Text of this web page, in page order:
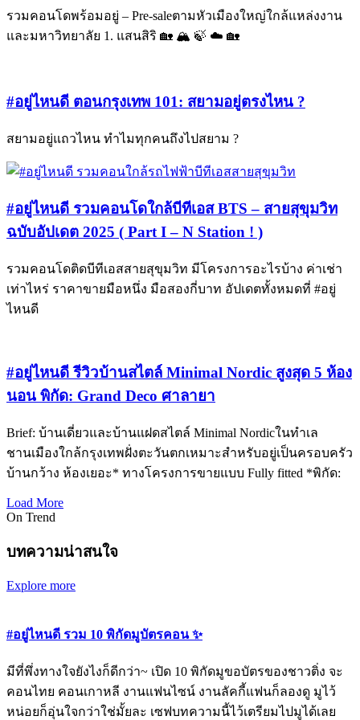
รวมคอนโดพร้อมอยู่ – Pre-saleตามหัวเมืองใหญ่ใกล้แหล่งงาน
และมหาวิทยาลัย 1. แสนสิริ 🏡 🏔 🍃 ☁️ 🏡
#อยู่ไหนดี ตอนกรุงเทพ 101: สยามอยู่ตรงไหน ?
สยามอยู่แถวไหน ทำไมทุกคนถึงไปสยาม ?
#อยู่ไหนดี รวมคอนโดใกล้บีทีเอส BTS – สายสุขุมวิท
ฉบับอัปเดต 2025 ( Part I – N Station ! )
รวมคอนโดติดบีทีเอสสายสุขุมวิท มีโครงการอะไรบ้าง ค่าเช่า
เท่าไหร่ ราคาขายมือหนึ่ง มือสองกี่บาท อัปเดตทั้งหมดที่ #อยู่
ไหนดี
#อยู่ไหนดี รีวิวบ้านสไตล์ Minimal Nordic สูงสุด 5 ห้อง
นอน พิกัด: Grand Deco ศาลายา
Brief: บ้านเดี่ยวและบ้านแฝดสไตล์ Minimal Nordicในทำเล
ชานเมืองใกล้กรุงเทพฝั่งตะวันตกเหมาะสำหรับอยู่เป็นครอบครัว
บ้านกว้าง ห้องเยอะ* ทางโครงการขายแบบ Fully fitted *พิกัด:
Load More
On Trend
บทความน่าสนใจ
Explore more
#อยู่ไหนดี รวม 10 พิกัดมูบัตรคอน ✨
มีที่พึ่งทางใจยังไงก็ดีกว่า~ เปิด 10 พิกัดมูขอบัตรของชาวติ่ง จะ
คอนไทย คอนเกาหลี งานแฟนไซน์ งานลัคกี้แฟนก็ลองดู มูไว้
หน่อยก็อุ่นใจกว่าใช่มั้ยละ เซฟบทความนี้ไว้เตรียมไปมูได้เลย